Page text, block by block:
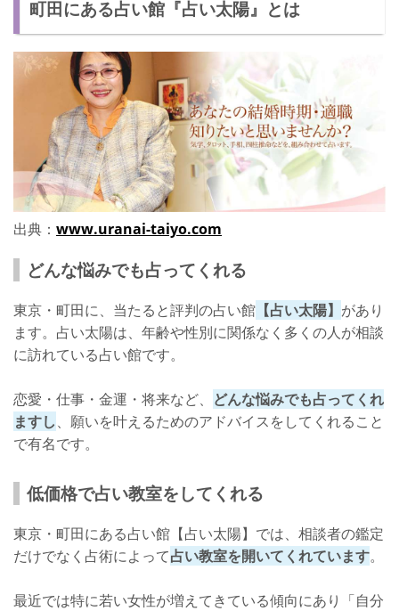
さいごに
町田にある占い館『占い太陽』とは
出典： www.uranai-taiyo.com
どんな悩みでも占ってくれる
東京・町田に、当たると評判の占い館 【占い太陽】 があり
ます。占い太陽は、年齢や性別に関係なく多くの人が相談
に訪れている占い館です。
恋愛・仕事・金運・将来など、 どんな悩みでも占ってくれ
ますし、願いを叶えるためのアドバイスをしてくれること
で有名です。
低価格で占い教室をしてくれる
東京・町田にある占い館【占い太陽】では、相談者の鑑定
だけでなく占術によって占い教室を開いてくれています。
最近では特に若い女性が増えてきている傾向にあり「自分